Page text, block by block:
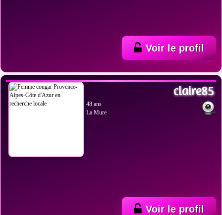
Voir le profil
VOIR LES PHOTOS
claire85
48 ans
La Mure
Voir le profil